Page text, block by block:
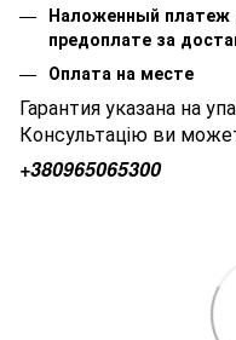
Наложенный платеж
предоплате за
Оплата на месте
Гарантия указана на
Консультацію ви
+380965065300